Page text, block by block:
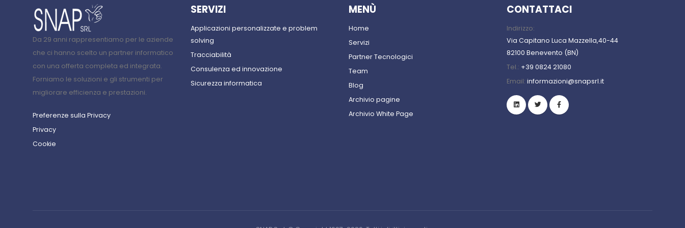
Da 29 anni rappresentiamo per le aziende
che ci hanno scelto un partner informatico
con una offerta completa ed integrata.
Forniamo le soluzioni e gli strumenti per
migliorare efficienza e prestazioni.
Preferenze sulla Privacy
Privacy
Cookie
SERVIZI
Applicazioni personalizzate e problem
solving
Tracciabilità
Consulenza ed innovazione
Sicurezza informatica
MENÙ
Home
Servizi
Partner Tecnologici
Team
Blog
Archivio pagine
Archivio White Page
CONTATTACI
Indirizzo:
Via Capitano Luca Mazzella,40-44
82100 Benevento (BN)
Tel.: +39 0824 21080
Email: informazioni@snapsrl.it